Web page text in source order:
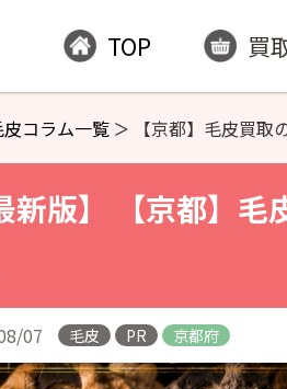
TOP 買
皮コラム一覧 【京都】毛皮買
新版】 【京都】
07 毛皮 PR 京都府